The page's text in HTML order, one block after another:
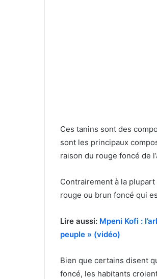
Ces tanins sont des
sont les principaux
raison du rouge foncé de
Contrairement à la
rouge ou brun foncé qui
Lire aussi: Mpeni Kofi :
peuple » (vidéo)
Bien que certains disent
foncé, les habitants